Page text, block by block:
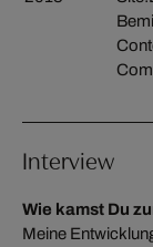
Interview
Wie kamst Du
Meine